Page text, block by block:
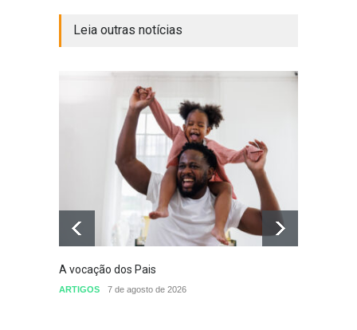
Leia outras notícias
A vocação dos Pais
ARTIGOS 7 de agosto de 2026